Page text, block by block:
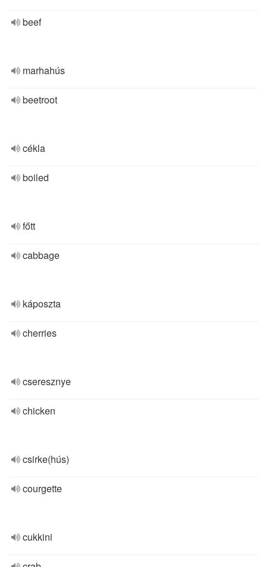
beef
marhahús
beetroot
cékla
boiled
főtt
cabbage
káposzta
cherries
cseresznye
chicken
csirke(hús)
courgette
cukkini